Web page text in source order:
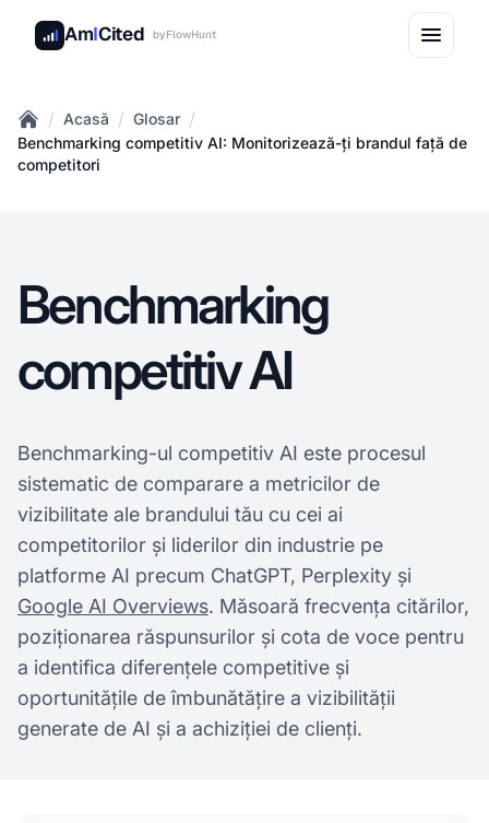
AmICited byFlowHunt
Home
/ Acasă / Glosar /
Benchmarking competitiv AI: Monitorizează-ți brandul față de
competitori
Benchmarking
competitiv AI
Benchmarking-ul competitiv AI este procesul
sistematic de comparare a metricilor de
vizibilitate ale brandului tău cu cei ai
competitorilor și liderilor din industrie pe
platforme AI precum ChatGPT, Perplexity și
Google AI Overviews. Măsoară frecvența citărilor,
poziționarea răspunsurilor și cota de voce pentru
a identifica diferențele competitive și
oportunitățile de îmbunătățire a vizibilității
generate de AI și a achiziției de clienți.